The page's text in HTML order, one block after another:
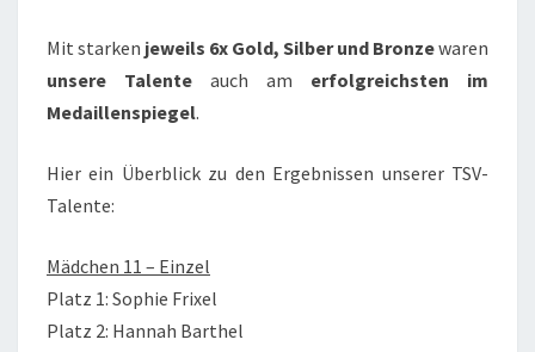
Mit starken jeweils 6x Gold, Silber und Bronzewaren
unsere Talente auch am erfolgreichsten im
Medaillenspiegel.
Hier ein Überblick zu den Ergebnissen unserer TSV-
Talente:
Mädchen 11 – Einzel
Platz 1: Sophie Frixel
Platz 2: Hannah Barthel